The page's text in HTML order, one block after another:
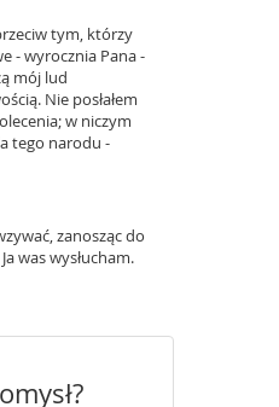
tym, którzy
- wyrocznia Pana -
mój lud
Nie posłałem
w niczym
tego narodu -
zanosząc do
was wysłucham.